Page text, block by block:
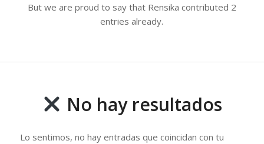
But we are proud to say that Rensika contributed 2
entries already.
No hay resultados
Lo sentimos, no hay entradas que coincidan con tu